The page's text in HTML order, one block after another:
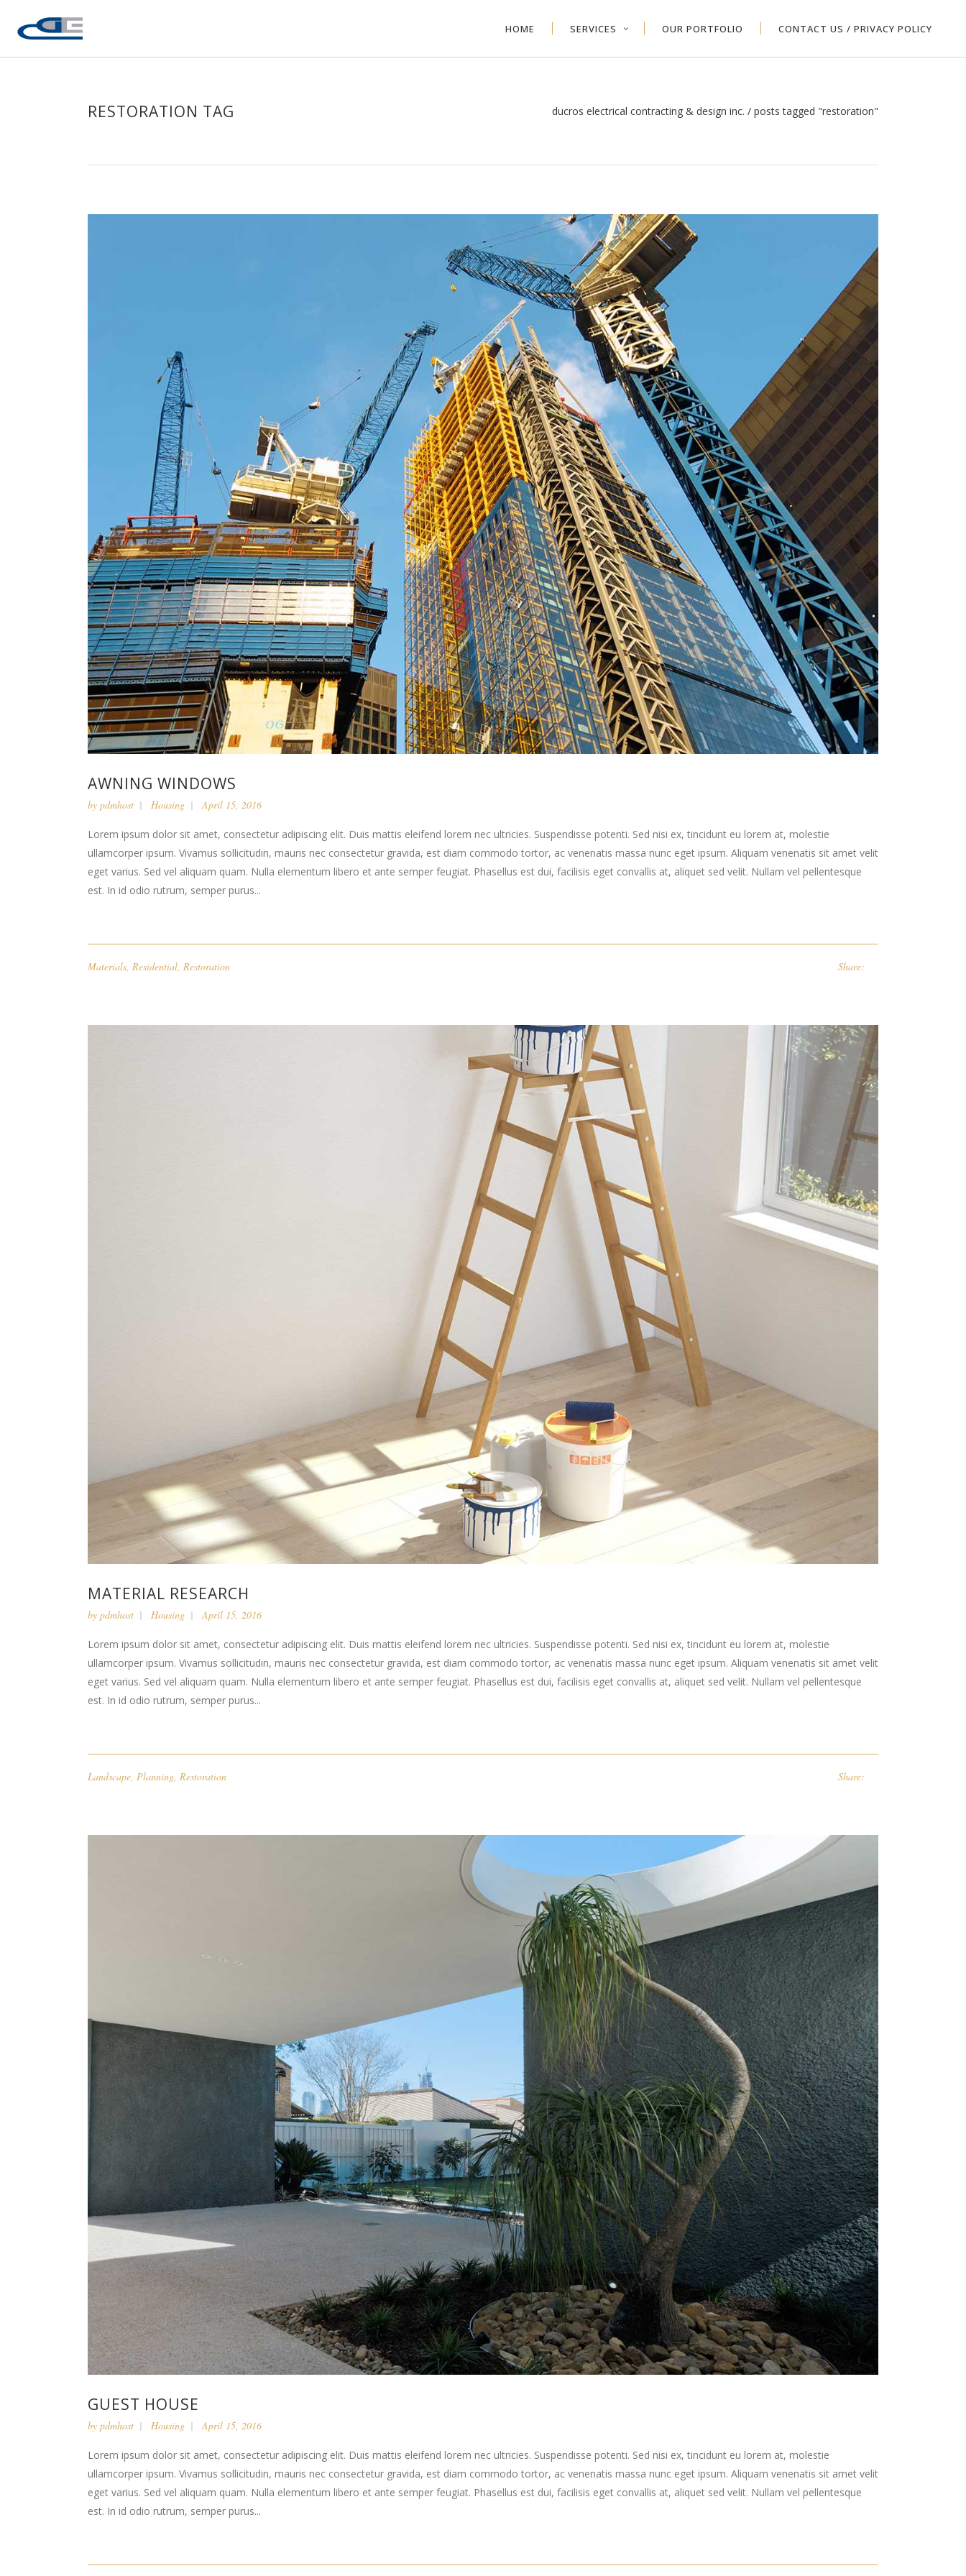
HOME SERVICES OUR PORTFOLIO CONTACT US / PRIVACY POLICY
RESTORATION TAG ducros electrical contracting & design inc. / posts tagged "restoration"
AWNING WINDOWS
by pdmhost Housing April 15, 2016
Lorem ipsum dolor sit amet, consectetur adipiscing elit. Duis mattis eleifend lorem nec ultricies. Suspendisse potenti. Sed nisi ex, tincidunt eu lorem at, molestie
ullamcorper ipsum. Vivamus sollicitudin, mauris nec consectetur gravida, est diam commodo tortor, ac venenatis massa nunc eget ipsum. Aliquam venenatis sit amet velit
eget varius. Sed vel aliquam quam. Nulla elementum libero et ante semper feugiat. Phasellus est dui, facilisis eget convallis at, aliquet sed velit. Nullam vel pellentesque
est. In id odio rutrum, semper purus...
Materials Residential Restoration Share:
MATERIAL RESEARCH
by pdmhost Housing April 15, 2016
Lorem ipsum dolor sit amet, consectetur adipiscing elit. Duis mattis eleifend lorem nec ultricies. Suspendisse potenti. Sed nisi ex, tincidunt eu lorem at, molestie
ullamcorper ipsum. Vivamus sollicitudin, mauris nec consectetur gravida, est diam commodo tortor, ac venenatis massa nunc eget ipsum. Aliquam venenatis sit amet velit
eget varius. Sed vel aliquam quam. Nulla elementum libero et ante semper feugiat. Phasellus est dui, facilisis eget convallis at, aliquet sed velit. Nullam vel pellentesque
est. In id odio rutrum, semper purus...
Landscape, Planning, Restoration Share:
GUEST HOUSE
by pdmhost Housing April 15, 2016
Lorem ipsum dolor sit amet, consectetur adipiscing elit. Duis mattis eleifend lorem nec ultricies. Suspendisse potenti. Sed nisi ex, tincidunt eu lorem at, molestie
ullamcorper ipsum. Vivamus sollicitudin, mauris nec consectetur gravida, est diam commodo tortor, ac venenatis massa nunc eget ipsum. Aliquam venenatis sit amet velit
eget varius. Sed vel aliquam quam. Nulla elementum libero et ante semper feugiat. Phasellus est dui, facilisis eget convallis at, aliquet sed velit. Nullam vel pellentesque
est. In id odio rutrum, semper purus...